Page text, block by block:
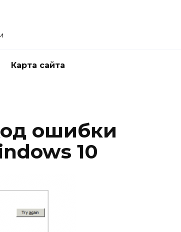
Карта сайта
ошибки
10